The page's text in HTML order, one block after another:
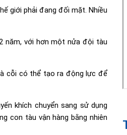
giới phải đang đối mặt. Nhiều
năm, với hơn một nửa đội tàu
cỗi có thể tạo ra động lực để
khích chuyển sang sử dụng
con tàu vận hàng bằng nhiên